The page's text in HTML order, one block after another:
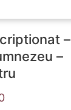
–
–